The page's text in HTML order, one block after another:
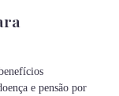
e pensão por